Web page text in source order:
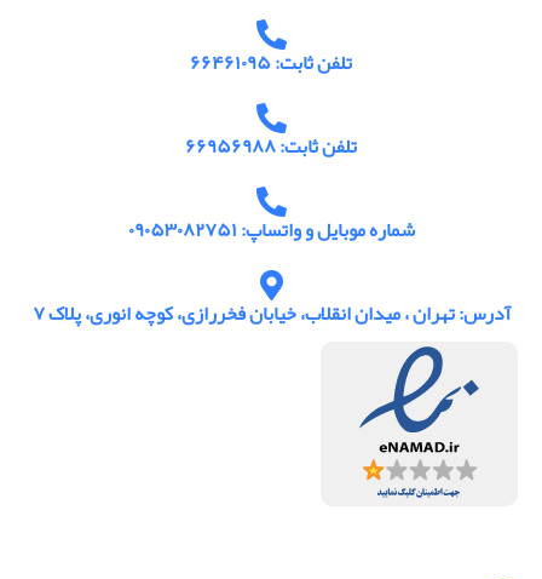
تلفن ثابت: ۶۶۴۶۱۰۹۵
تلفن ثابت: ۶۶۹۵۶۹۸۸
شماره موبایل و واتساپ: ۰۹۰۵۳۰۸۲۷۵۱
آدرس: تهران ، میدان انقلاب، خیابان فخررازی، کوچه انوری، پلاک ۷